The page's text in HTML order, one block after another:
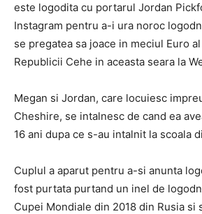
este logodita cu portarul Jordan
Instagram pentru a-i ura noroc
se pregatea sa joace in meciul Euro
Republicii Cehe in aceasta seara la
Megan si Jordan, care locuiesc
Cheshire, se intalnesc de cand ea
16 ani dupa ce s-au intalnit la scoala
Cuplul a aparut pentru a-si anunta
fost purtata purtand un inel de
Cupei Mondiale din 2018 din Rusia si